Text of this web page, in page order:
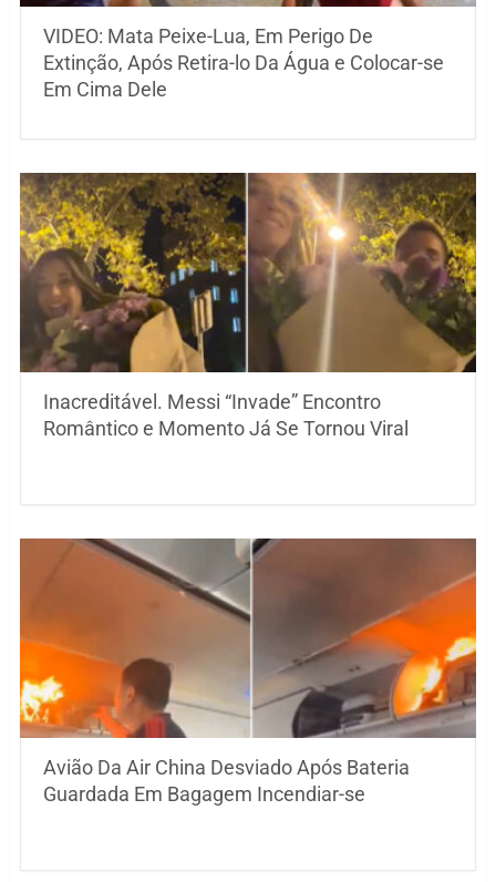
VIDEO: Mata Peixe-Lua, Em Perigo De
Extinção, Após Retira-lo Da Água e Colocar-se
Em Cima Dele
Inacreditável. Messi “Invade” Encontro
Romântico e Momento Já Se Tornou Viral
Avião Da Air China Desviado Após Bateria
Guardada Em Bagagem Incendiar-se